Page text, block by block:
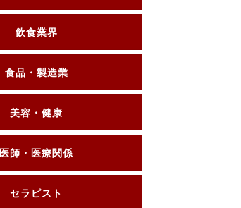
飲食業界
食品・製造業
美容・健康
医師・医療関係
セラピスト